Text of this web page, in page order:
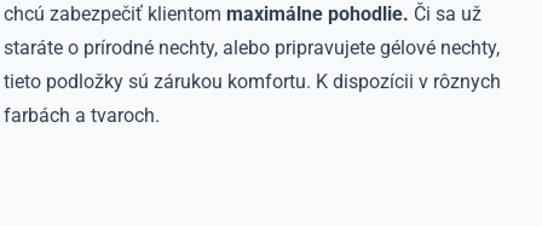
chcú zabezpečiť klientommaximálne pohodlie. Či sa už
staráte o prírodné nechty, alebo pripravujete gélové nechty,
tieto podložky sú zárukou komfortu. K dispozícii v rôznych
farbách a tvaroch.